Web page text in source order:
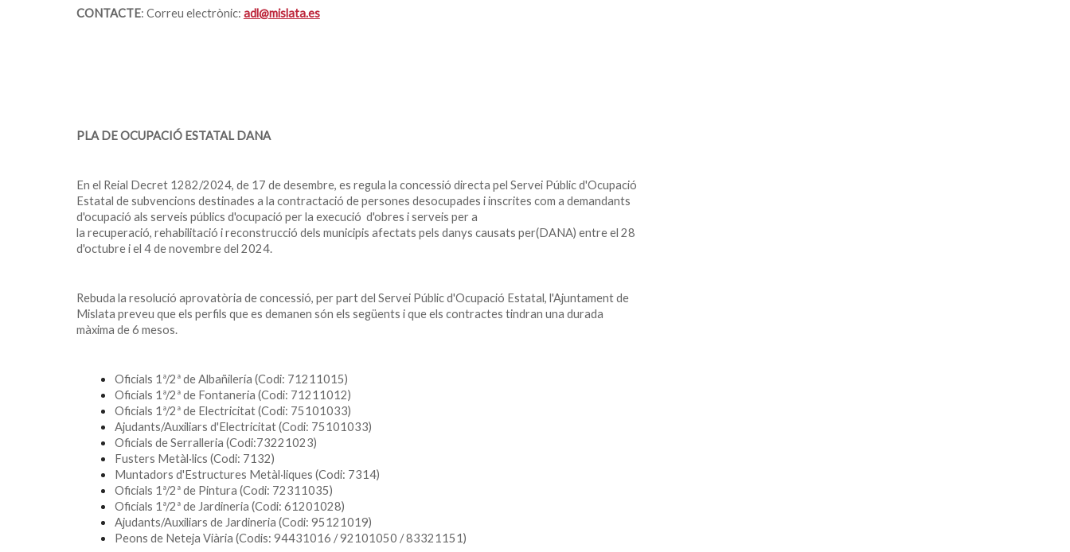
CONTACTE: Correu electrònic: adl@mislata.es
PLA DE OCUPACIÓ ESTATAL DANA
En el Reial Decret 1282/2024, de 17 de desembre, es regula la concessió directa pel Servei Públic d'Ocupació
Estatal de subvencions destinades a la contractació de persones desocupades i inscrites com a demandants
d'ocupació als serveis públics d'ocupació per la execució d'obres i serveis per a
la recuperació, rehabilitació i reconstrucció dels municipis afectats pels danys causats per(DANA) entre el 28
d'octubre i el 4 de novembre del 2024.
Rebuda la resolució aprovatòria de concessió, per part del Servei Públic d'Ocupació Estatal, l'Ajuntament de
Mislata preveu que els perfils que es demanen són els següents i que els contractes tindran una durada
màxima de 6 mesos.
Oficials 1ª/2ª de Albañilería (Codi: 71211015)
Oficials 1ª/2ª de Fontaneria (Codi: 71211012)
Oficials 1ª/2ª de Electricitat (Codi: 75101033)
Ajudants/Auxiliars d'Electricitat (Codi: 75101033)
Oficials de Serralleria (Codi:73221023)
Fusters Metàl·lics (Codi: 7132)
Muntadors d'Estructures Metàl·liques (Codi: 7314)
Oficials 1ª/2ª de Pintura (Codi: 72311035)
Oficials 1ª/2ª de Jardineria (Codi: 61201028)
Ajudants/Auxiliars de Jardineria (Codi: 95121019)
Peons de Neteja Viària (Codis: 94431016 / 92101050 / 83321151)